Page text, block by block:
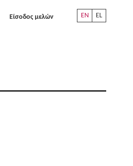
EN EL
Είσοδος μελών